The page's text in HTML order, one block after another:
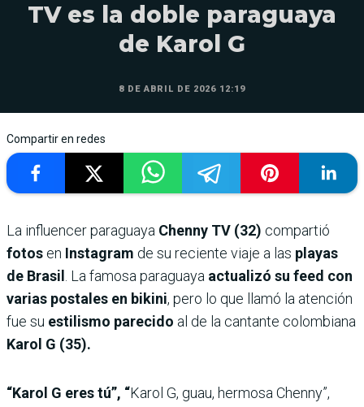
TV es la doble paraguaya
de Karol G
8 DE ABRIL DE 2026 12:19
Compartir en redes
La influencer paraguaya Chenny TV (32) compartió
fotos en Instagram de su reciente viaje a las playas
de Brasil
. La famosa paraguaya actualizó su feed con
varias postales en bikini, pero lo que llamó la atención
fue su estilismo parecido al de la cantante colombiana
Karol G (35).
“Karol G eres tú”, “Karol G, guau, hermosa Chenny”,